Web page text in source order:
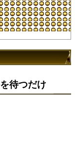
待つだけ